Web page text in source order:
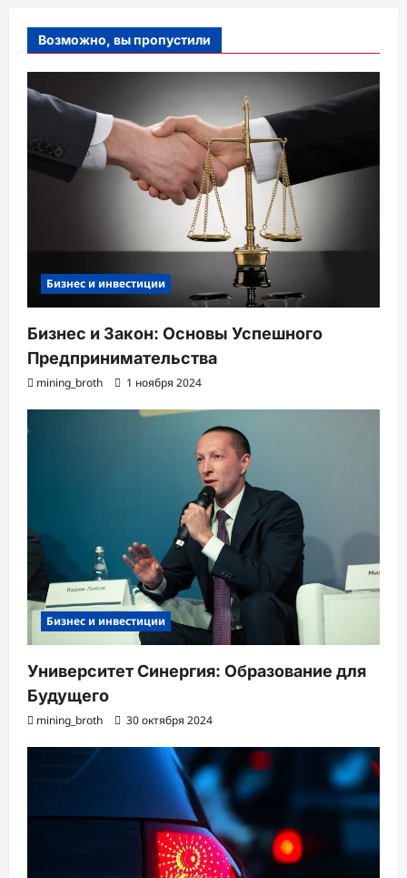
Возможно, вы пропустили
Бизнес и инвестиции
Бизнес и Закон: Основы Успешного
Предпринимательства
mining_broth 1 ноября 2024
Бизнес и инвестиции
Университет Синергия: Образование для
Будущего
mining_broth 30 октября 2024